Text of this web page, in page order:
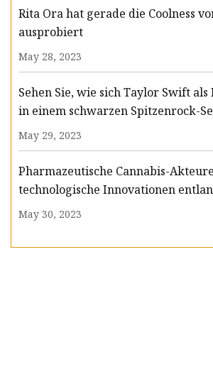
Rita Ora hat gerade die Coolness
ausprobiert
May 28, 2023
Sehen Sie, wie sich Taylor Swift als
in einem schwarzen Spitzenrock-
Körperkette kleidet
May 29, 2023
Pharmazeutische Cannabis-
technologische Innovationen
Wertschöpfungskette voran
May 30, 2023